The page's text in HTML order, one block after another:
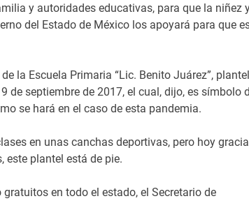
y autoridades educativas, para que la niñez
del Estado de México los apoyará para que
la Escuela Primaria “Lic. Benito Juárez”, plantel
septiembre de 2017, el cual, dijo, es símbolo
se hará en el caso de esta pandemia.
en unas canchas deportivas, pero hoy
este plantel está de pie.
en todo el estado, el Secretario de